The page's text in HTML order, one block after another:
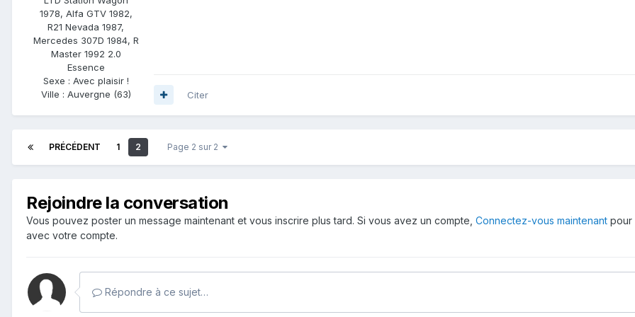
1978, Alfa GTV 1982,
R21 Nevada 1987,
Mercedes 307D 1984, R
Master 1992 2.0
Essence
Sexe : Avec plaisir !
Ville : Auvergne (63) Citer
PRÉCÉDENT 1 2 Page 2 sur 2
Rejoindre la conversation
Vous pouvez poster un message maintenant et vous inscrire plus tard. Si vous avez un compte, Connectez-vous maintenant pour
avec votre compte.
Répondre à ce sujet…